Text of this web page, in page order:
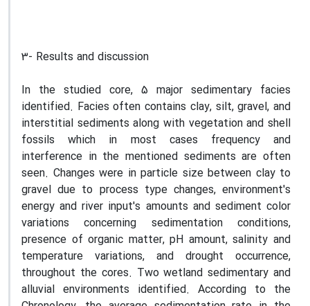
3- Results and discussion
In the studied core, 5 major sedimentary facies
identified. Facies often contains clay, silt, gravel, and
interstitial sediments along with vegetation and shell
fossils which in most cases frequency and
interference in the mentioned sediments are often
seen. Changes were in particle size between clay to
gravel due to process type changes, environment's
energy and river input's amounts and sediment color
variations concerning sedimentation conditions,
presence of organic matter, pH amount, salinity and
temperature variations, and drought occurrence,
throughout the cores. Two wetland sedimentary and
alluvial environments identified. According to the